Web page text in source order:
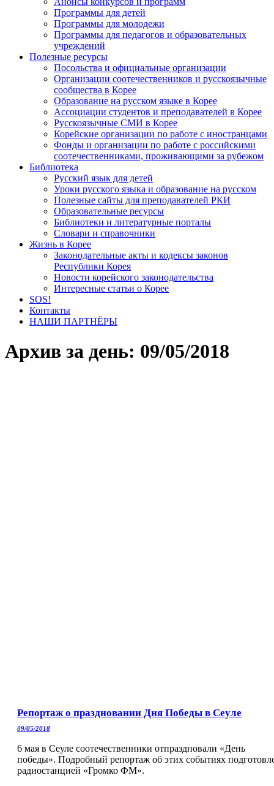
Программы для детей
Программы для молодежи
Программы для педагогов и образовательных
учреждений
Полезные ресурсы
Посольства и официальные организации
Организации соотечественников и русскоязычные
сообщества в Корее
Образование на русском языке в Корее
Ассоциации студентов и преподавателей в Корее
Русскоязычные СМИ в Корее
Корейские организации по работе с иностранцами
Фонды и организации по работе с российскими
соотечественниками, проживающими за рубежом
Библиотека
Русский язык для детей
Уроки русского языка и образование на русском
Полезные сайты для преподавателей РКИ
Образовательные ресурсы
Библиотеки и литературные порталы
Словари и справочники
Жизнь в Корее
Законодательные акты и кодексы законов
Республики Корея
Новости корейского законодательства
Интересные статьи о Корее
SOS!
Контакты
НАШИ ПАРТНЁРЫ
Архив за день: 09/05/2018
Репортаж о праздновании Дня Победы в Сеуле
09/05/2018
6 мая в Сеуле соотечественники отпраздновали «День
победы». Подробный репортаж об этих событиях
радиостанцией «Громко ФМ».